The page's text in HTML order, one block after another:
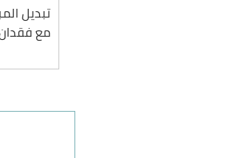
تبديل
مع